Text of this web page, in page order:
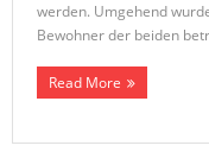
werden. Umgehend
Bewohner der beiden
Read More